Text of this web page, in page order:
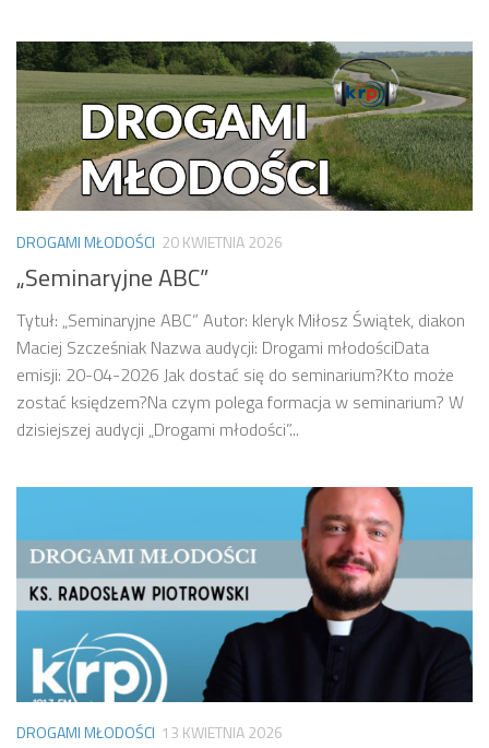
DROGAMI MŁODOŚCI 20 KWIETNIA 2026
„Seminaryjne ABC”
Tytuł: „Seminaryjne ABC” Autor: kleryk Miłosz Świątek, diakon
Maciej Szcześniak Nazwa audycji: Drogami młodościData
emisji: 20-04-2026 Jak dostać się do seminarium?Kto może
zostać księdzem?Na czym polega formacja w seminarium? W
dzisiejszej audycji „Drogami młodości”...
DROGAMI MŁODOŚCI 13 KWIETNIA 2026